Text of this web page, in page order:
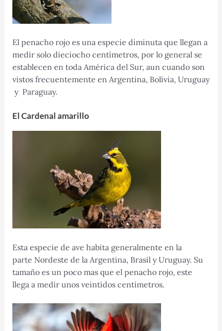
El penacho rojo es una especie diminuta que llegan a
medir solo dieciocho centímetros, por lo general se
establecen en toda América del Sur, aun cuando son
vistos frecuentemente en Argentina, Bolivia, Uruguay
y Paraguay.
El Cardenal amarillo
Esta especie de ave habita generalmente en la
parte Nordeste de la Argentina, Brasil y Uruguay. Su
tamaño es un poco mas que el penacho rojo, este
llega a medir unos veintidos centímetros.